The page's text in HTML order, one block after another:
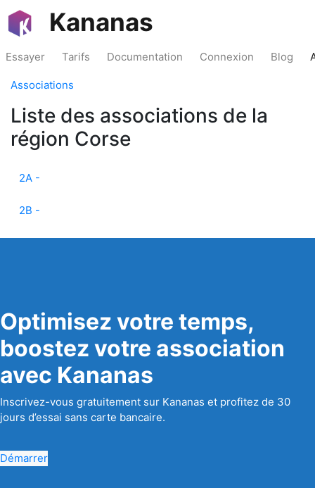
Kananas
Essayer Tarifs Documentation Connexion Blog
Associations
Liste des associations de la
région Corse
2A -
2B -
Optimisez votre temps,
boostez votre association
avec Kananas
Inscrivez-vous gratuitement sur Kananas et profitez de 30
jours d’essai sans carte bancaire.
Démarrer